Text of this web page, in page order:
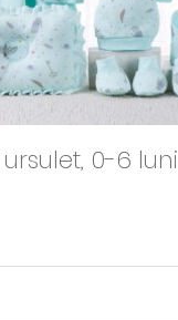
0-6 luni